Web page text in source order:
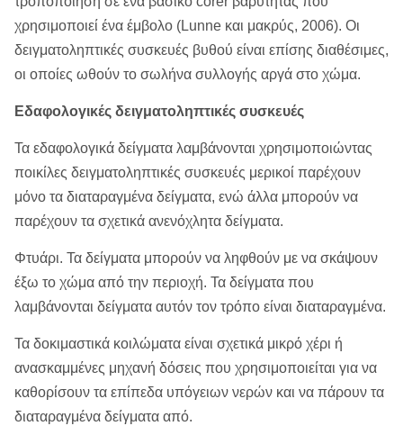
χρησιμοποιεί ένα έμβολο (Lunne και μακρύς, 2006). Οι
δειγματοληπτικές συσκευές βυθού είναι επίσης διαθέσιμες,
οι οποίες ωθούν το σωλήνα συλλογής αργά στο χώμα.
Εδαφολογικές δειγματοληπτικές συσκευές
Τα εδαφολογικά δείγματα λαμβάνονται χρησιμοποιώντας
ποικίλες δειγματοληπτικές συσκευές μερικοί παρέχουν
μόνο τα διαταραγμένα δείγματα, ενώ άλλα μπορούν να
παρέχουν τα σχετικά ανενόχλητα δείγματα.
Φτυάρι. Τα δείγματα μπορούν να ληφθούν με να σκάψουν
έξω το χώμα από την περιοχή. Τα δείγματα που
λαμβάνονται δείγματα αυτόν τον τρόπο είναι διαταραγμένα.
Τα δοκιμαστικά κοιλώματα είναι σχετικά μικρό χέρι ή
ανασκαμμένες μηχανή δόσεις που χρησιμοποιείται για να
καθορίσουν τα επίπεδα υπόγειων νερών και να πάρουν τα
διαταραγμένα δείγματα από.